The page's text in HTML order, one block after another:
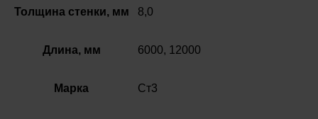
Толщина стенки, мм 8,0
Длина, мм 6000, 12000
Марка Ст3